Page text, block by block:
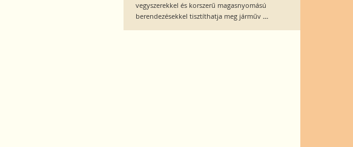
vegyszerekkel és korszerű magasnyomású
berendezésekkel tisztíthatja meg járműv ...